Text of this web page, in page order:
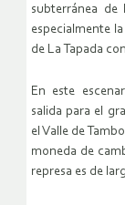
subterránea
especialmente
de La Tapada
En este
salida para el
el Valle de
moneda de
represa es de